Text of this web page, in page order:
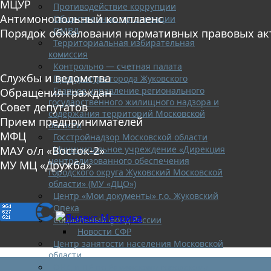
Противодействие коррупции
Общественные организации
ОМВД
Территориальная избирательная
комиссия
Контрольно — счетная палата
Прокуратура города Жуковского
Главное управление регионального
государственного жилищного надзора и
содержания территорий Московской
области
Госстройнадзор Московской области
Муниципальное учреждение «Дирекция
централизованного обеспечения
городского округа Жуковский Московской
области» (МУ «ДЦО»)
Центр «Мои документы» г.о. Жуковский
Опека
Социальный фонд России
Новости СФР
Центр занятости населения Московской
области
МЦУР
Антимонопольный комплаенс
Порядок обжалования нормативных правовых
Службы и ведомства
Обращения граждан
Совет депутатов
Прием предпринимателей
МФЦ
МАУ о/л «Восток-2»
МУ МЦ «Дружба»